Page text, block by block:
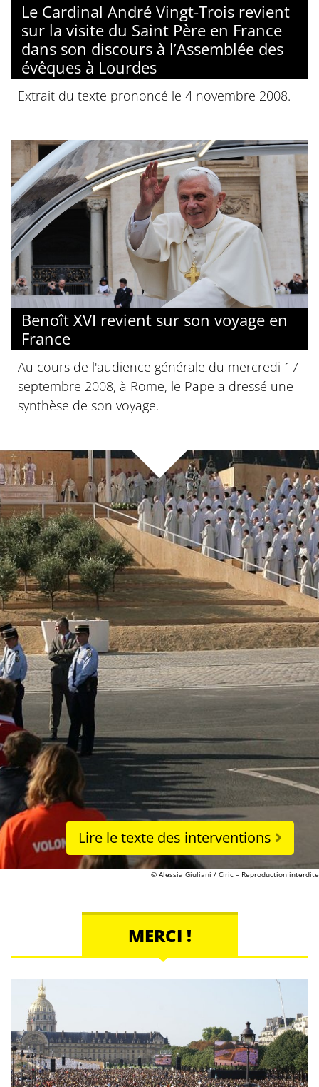
Le Cardinal André Vingt-Trois revient
sur la visite du Saint Père en France
dans son discours à l’Assemblée des
évêques à Lourdes
Extrait du texte prononcé le 4 novembre 2008.
Benoît XVI revient sur son voyage en
France
Au cours de l'audience générale du mercredi 17
septembre 2008, à Rome, le Pape a dressé une
synthèse de son voyage.
Lire le texte des interventions
© Alessia Giuliani / Ciric – Reproduction interdite
MERCI !